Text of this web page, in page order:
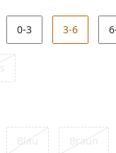
0-3 3-6
Blau Braun